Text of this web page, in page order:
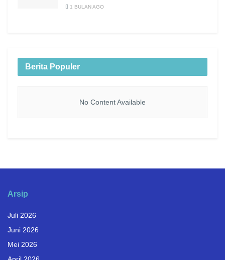
1 BULAN AGO
Berita Populer
No Content Available
Arsip
Juli 2026
Juni 2026
Mei 2026